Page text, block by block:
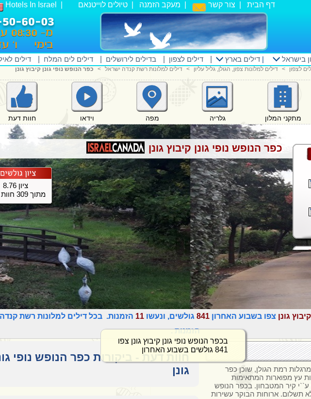
Hotels In Israel טיולים לוייטנאם| מעקב הזמנה צור קשר דף הבית
דילים דילים לים המלח בדילים לירושלים דילים לצפון דילים בארץ | בישראל
כפר הנופש נופי גונן קיבוץ גונן < דילים למלונות רשת קנדה ישראל < דילים למלונות צפון, הגולן, גליל עליון < לצפון
חוות דעת וידאו מפה גלריה מתקני המלון
כפר הנופש נופי גונן קיבוץ גונן
ציון 8.76
מתוך 309 חוות דעת
גונן צפו בשבוע האחרון841 גולשים, ונעשו11 הזמנות. בכל דילים למלונות רשת
הזמנות .
חוות דעת - ביקורות כפר הנופש נופי
גונן
רמת הגולן, שוכן כפר
גולן בקיבוץ גונן, עם 38 בקתות עץ מפוארות המתאימות
ע``י קיר המטבחון. בכפר הנופש
תשלום. ארוחות הבוקר עשירות
בכפר הנופש נופי גונן קיבוץ גונן צפו
841 גולשים בשבוע האחרון